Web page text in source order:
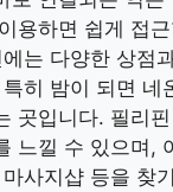
용하면 쉽게 접
는 다양한 상점
히 밤이 되면 네
곳입니다. 필리
느낄 수 있으며,
사지샵 등을 찾